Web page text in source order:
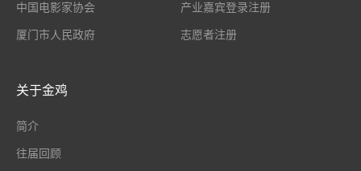
中国电影家协会
厦门市人民政府
产业嘉宾登录注册
志愿者注册
关于金鸡
简介
往届回顾